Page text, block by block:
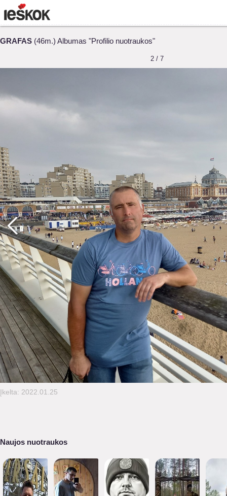
GRAFAS (46m.) Albumas "Profilio nuotraukos"
2 / 7
Įkelta: 2022.01.25
Naujos nuotraukos